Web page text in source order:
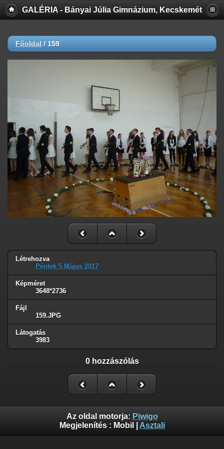
GALÉRIA - Bányai Júlia Gimnázium, Kecskemét
Főoldal / 159
Létrehozva
Péntek 5 Május 2017
Képméret
3648*2736
Fájl
159.JPG
Látogatás
3983
0 hozzászólás
Az oldal motorja: Piwigo
Megjelenítés : Mobil Asztali